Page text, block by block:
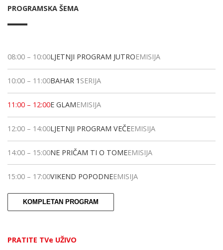
PROGRAMSKA ŠEMA
08:00 – 10:00LJETNJI PROGRAM JUTROEMISIJA
10:00 – 11:00BAHAR 1 SERIJA
11:00 – 12:00E GLAMEMISIJA
12:00 – 14:00LJETNJI PROGRAM VEČEEMISIJA
14:00 – 15:00NE PRIČAM TI O TOMEEMISIJA
15:00 – 17:00VIKEND POPODNEEMISIJA
KOMPLETAN PROGRAM
PRATITE TVe UŽIVO